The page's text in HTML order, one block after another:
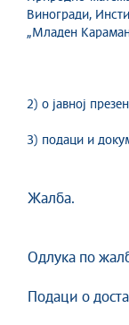
Виногради,
„Младен
2) о јавној
3) подаци и
Жалба.
Одлука по
Подаци о